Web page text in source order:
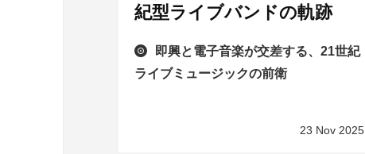
紀型ライブバンドの軌跡
即興と電子音楽が交差する、21世紀
ライブミュージックの前衛
23 Nov 2025